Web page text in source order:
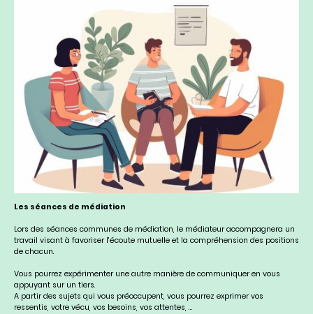
Les séances de médiation
Lors des séances communes de médiation, le médiateur accompagnera un
travail visant à favoriser l'écoute mutuelle et la compréhension des positions
de chacun.
Vous pourrez expérimenter une autre manière de communiquer en vous
appuyant sur un tiers.
A partir des sujets qui vous préoccupent, vous pourrez exprimer vos
ressentis, votre vécu, vos besoins, vos attentes, ...